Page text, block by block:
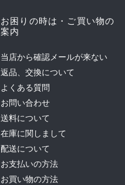
お困りの時は・ご買い物の
案内
当店から確認メールが来ない
返品、交換について
よくある質問
お問い合わせ
送料について
在庫に関しまして
配送について
お支払いの方法
お買い物の方法